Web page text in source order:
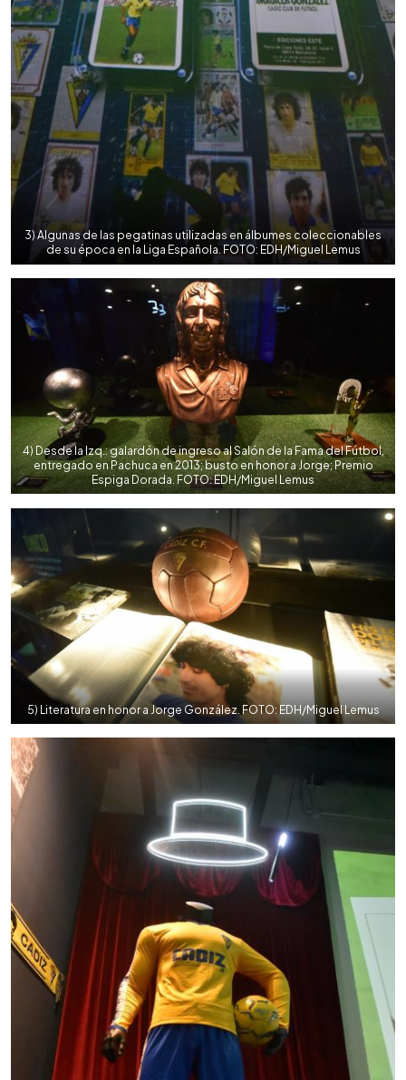
3) Algunas de las pegatinas utilizadas en álbumes coleccionables
de su época en la Liga Española. FOTO: EDH/Miguel Lemus
4) Desde la Izq.: galardón de ingreso al Salón de la Fama del Fútbol,
entregado en Pachuca en 2013; busto en honor a Jorge; Premio
Espiga Dorada. FOTO: EDH/Miguel Lemus
5) Literatura en honor a Jorge González. FOTO: EDH/Miguel Lemus